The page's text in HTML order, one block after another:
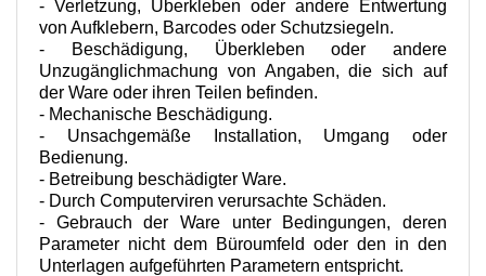
- Verletzung, Überkleben oder andere Entwertung
von Aufklebern, Barcodes oder Schutzsiegeln.
- Beschädigung, Überkleben oder andere
Unzugänglichmachung von Angaben, die sich auf
der Ware oder ihren Teilen befinden.
- Mechanische Beschädigung.
- Unsachgemäße Installation, Umgang oder
Bedienung.
- Betreibung beschädigter Ware.
- Durch Computerviren verursachte Schäden.
- Gebrauch der Ware unter Bedingungen, deren
Parameter nicht dem Büroumfeld oder den in den
Unterlagen aufgeführten Parametern entspricht.